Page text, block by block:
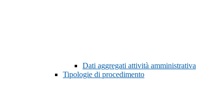
Dati aggregati attività amministrativa
Tipologie di procedimento